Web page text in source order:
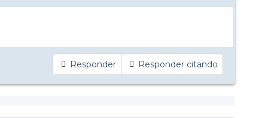
Responder Responder citando